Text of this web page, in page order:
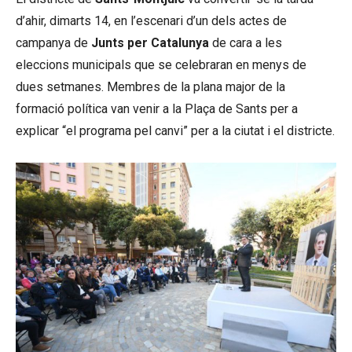
d’ahir, dimarts 14, en l’escenari d’un dels actes de
campanya de Junts per Catalunya de cara a les
eleccions municipals que se celebraran en menys de
dues setmanes. Membres de la plana major de la
formació política van venir a la Plaça de Sants per a
explicar “el programa pel canvi” per a la ciutat i el districte.